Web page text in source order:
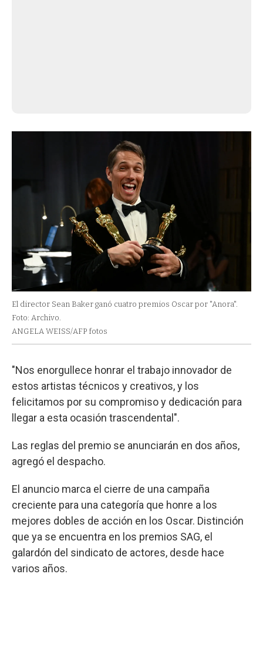
El director Sean Baker ganó cuatro premios Oscar por "Anora".
Foto: Archivo.
ANGELA WEISS/AFP fotos
"Nos enorgullece honrar el trabajo innovador de
estos artistas técnicos y creativos, y los
felicitamos por su compromiso y dedicación para
llegar a esta ocasión trascendental".
Las reglas del premio se anunciarán en dos años,
agregó el despacho.
El anuncio marca el cierre de una campaña
creciente para una categoría que honre a los
mejores dobles de acción en los Oscar. Distinción
que ya se encuentra en los premios SAG, el
galardón del sindicato de actores, desde hace
varios años.